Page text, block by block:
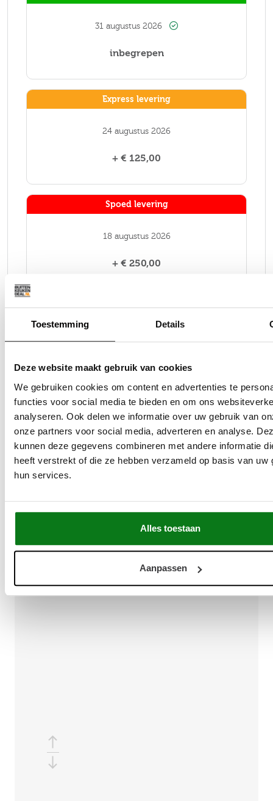
Toestemming Details
Deze website maakt gebruik van cookies
We gebruiken cookies om content en advertenties te
functies voor social media te bieden en om ons
analyseren. Ook delen we informatie over uw gebruik van
onze partners voor social media, adverteren en analyse.
kunnen deze gegevens combineren met andere informatie
heeft verstrekt of die ze hebben verzameld op basis van uw
hun services.
Alles toestaan
Aanpassen
31 augustus 2026
inbegrepen
Express levering
24 augustus 2026
+ € 125,00
Spoed levering
18 augustus 2026
+ € 250,00
Kies je eigen leverdag
doorgaan bewaar als offerte
WAT ZEGGEN ONZE KLANTEN
Geweldige keuken en snel geleverd
Aaldrik Paalman
ORDERNUMMER : O2400180